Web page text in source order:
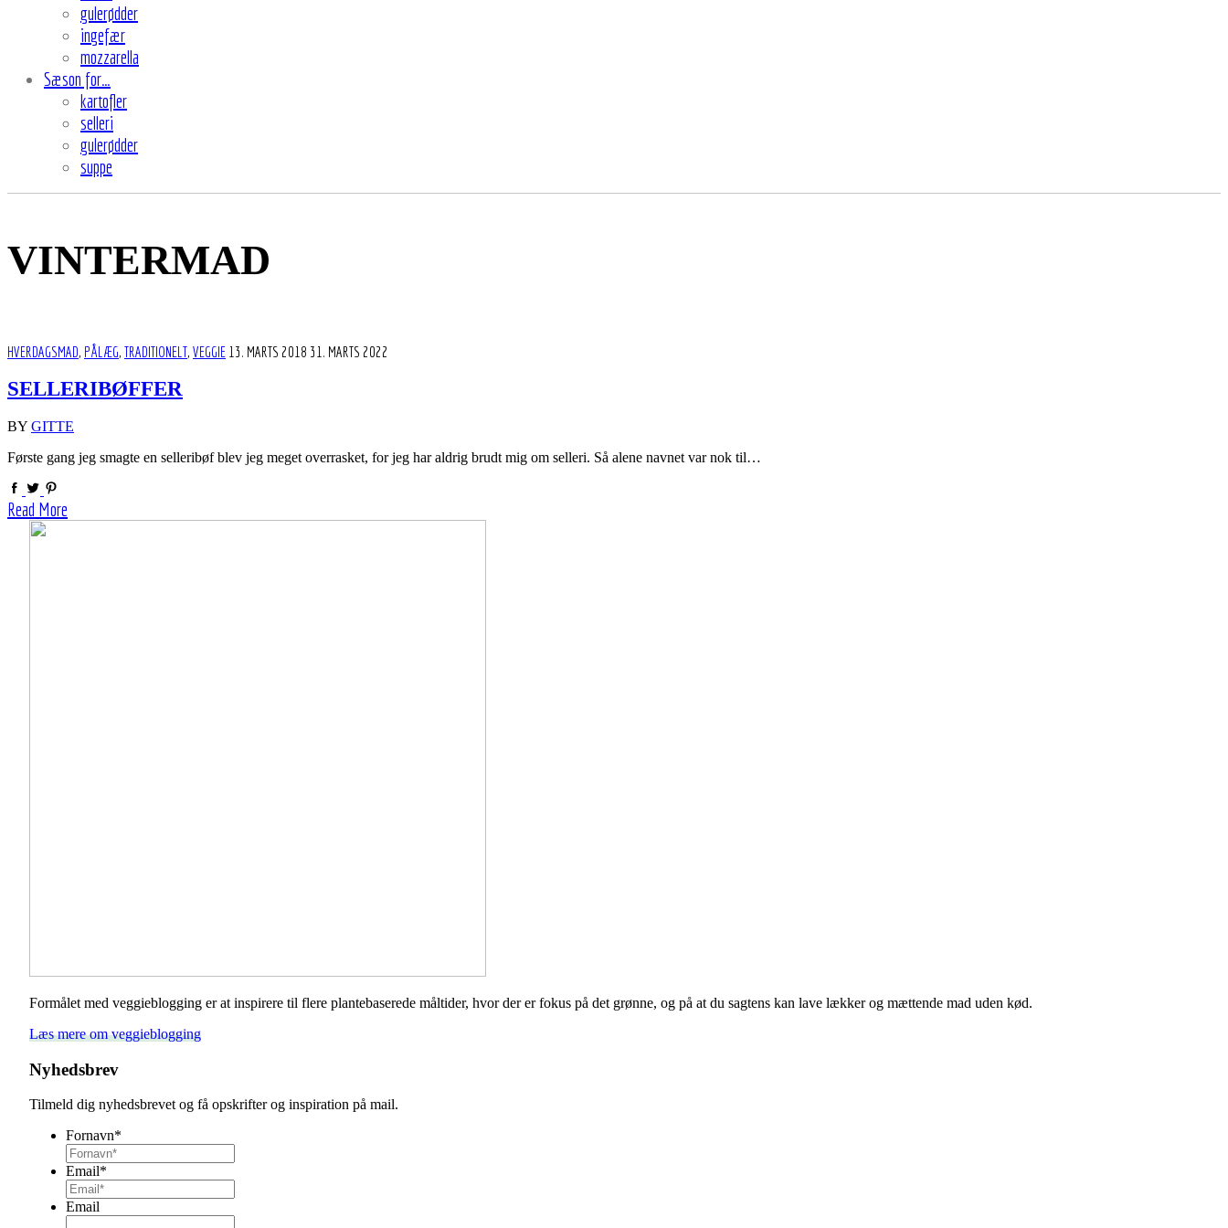
gulerødder
ingefær
mozzarella
Sæson for…
kartofler
selleri
gulerødder
suppe
VINTERMAD
HVERDAGSMAD, PÅLÆG, TRADITIONELT, VEGGIE 13. MARTS 2018 31. MARTS 2022
SELLERIBØFFER
BY GITTE
Første gang jeg smagte en selleribøf blev jeg meget overrasket, for jeg har aldrig brudt mig om selleri. Så alene navnet var nok til…
Read More
Formålet med veggieblogging er at inspirere til flere plantebaserede måltider, hvor der er fokus på det grønne, og på at du sagtens kan lave lækker og mættende mad uden kød.
Læs mere om veggieblogging
Nyhedsbrev
Tilmeld dig nyhedsbrevet og få opskrifter og inspiration på mail.
Fornavn*
Email*
Email